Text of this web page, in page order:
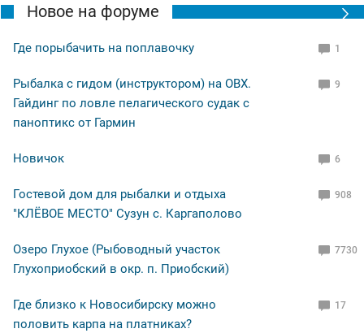
Новое на форуме
Где порыбачить на поплавочку 1
Рыбалка с гидом (инструктором) на ОВХ.
Гайдинг по ловле пелагического судак с
паноптикс от Гармин
9
Новичок 6
Гостевой дом для рыбалки и отдыха
"КЛЁВОЕ МЕСТО" Сузун с. Каргаполово
908
Озеро Глухое (Рыбоводный участок
Глухоприобский в окр. п. Приобский)
7730
Где близко к Новосибирску можно
половить карпа на платниках?
17